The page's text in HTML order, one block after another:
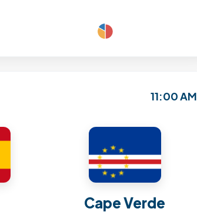
11:00 AM
Cape Verde